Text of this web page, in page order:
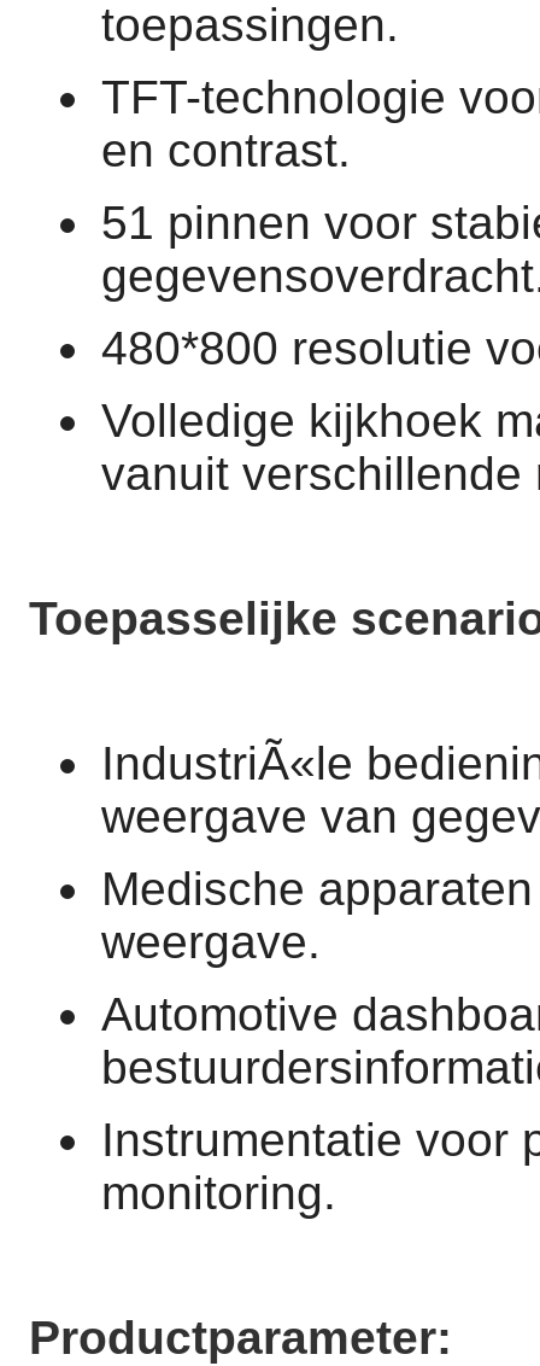
toepassingen.
TFT-technologie
en contrast.
51 pinnen voor
480*800 resolutie
Volledige kijkhoek
vanuit
Toepasselijke
IndustriÃ«le
weergave van
Medische
weergave.
Automotive
Instrumentatie voor
monitoring.
Productparameter: